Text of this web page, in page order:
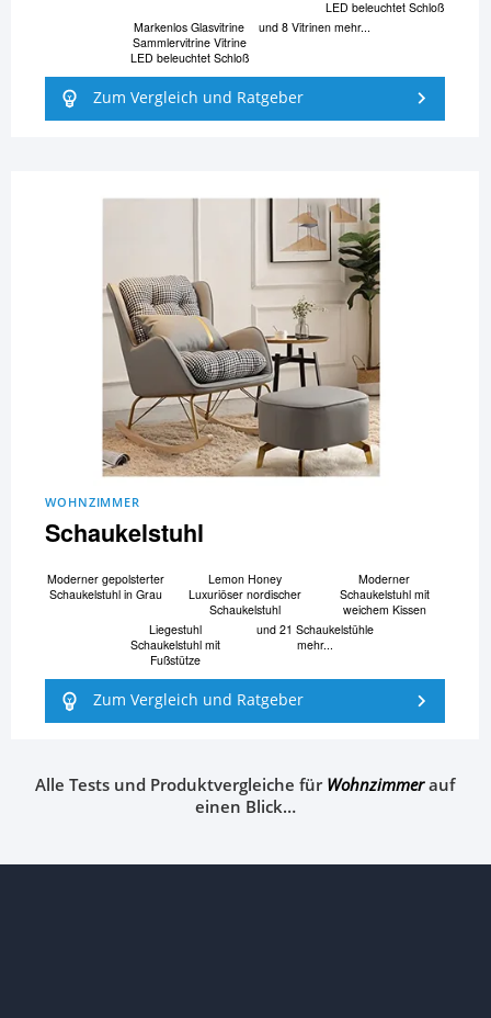
LED beleuchtet Schloß
Markenlos Glasvitrine
Sammlervitrine Vitrine
LED beleuchtet Schloß
und 8 Vitrinen mehr...
Zum Vergleich und Ratgeber
WOHNZIMMER
Schaukelstuhl
Moderner gepolsterter
Schaukelstuhl in Grau
Lemon Honey
Luxuriöser nordischer
Schaukelstuhl
Moderner
Schaukelstuhl mit
weichem Kissen
Liegestuhl
Schaukelstuhl mit
Fußstütze
und 21 Schaukelstühle
mehr...
Zum Vergleich und Ratgeber
Alle Tests und Produktvergleiche fürWohnzimmerauf
einen Blick…